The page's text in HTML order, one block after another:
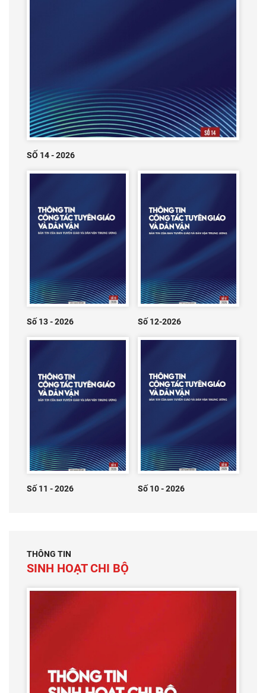
SỐ 14 - 2026
Số 13 - 2026 Số 12-2026
Số 11 - 2026 Số 10 - 2026
THÔNG TIN
SINH HOẠT CHI BỘ